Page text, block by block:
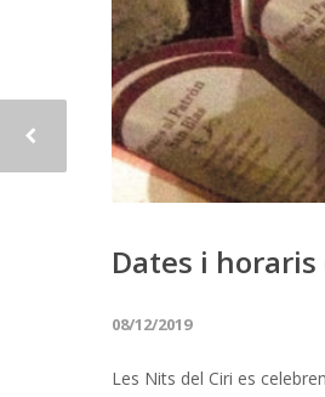
Dates i
08/12/2019
Les Nits del Ciri es